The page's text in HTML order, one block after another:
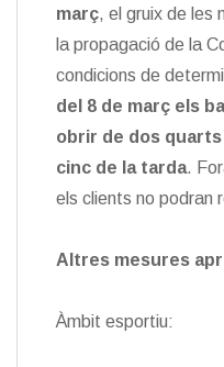
març, el gruix de les
la propagació de la
condicions de
del 8 de març els
obrir de dos
cinc de la tarda.
els clients no podran
Altres mesures
Àmbit esportiu: